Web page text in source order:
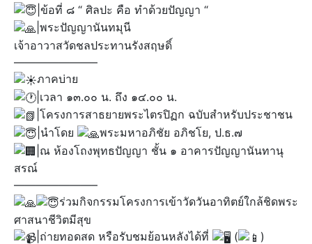
|ข้อที่ ๘ “ ศิลปะ คือ ทำด้วยปัญญา “
|พระปัญญานันทมุนี
เจ้าอาวาสวัดชลประทานรังสฤษดิ์
———————–
ภาคบ่าย
|เวลา ๑๓.๐๐ น. ถึง ๑๔.๐๐ น.
|โครงการสาธยายพระไตรปิฏก ฉบับสำหรับประชาชน
|นำโดย
พระมหาอภิชัย อภิชโย, ป.ธ.๗
|ณ ห้องโถงพุทธปัญญา ชั้น ๑ อาคารปัญญานันทานุ
สรณ์
———————–
ร่วมกิจกรรมโครงการเข้าวัดวันอาทิตย์ใกล้ชิดพระ
ศาสนาชีวิตมีสุข
|ถ่ายทอดสด หรือรับชมย้อนหลังได้ที่
(
)​